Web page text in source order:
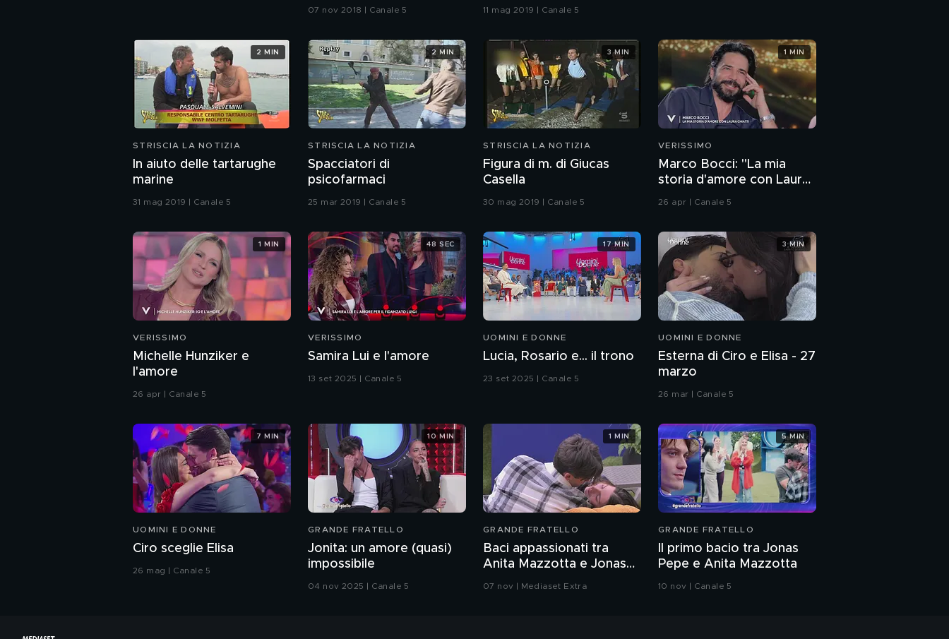
07 nov 2018 | Canale 5 11 mag 2019 | Canale 5
STRISCIA LA NOTIZIA
In aiuto delle tartarughe
marine
31 mag 2019 | Canale 5
2 MIN
STRISCIA LA NOTIZIA
Spacciatori di
psicofarmaci
25 mar 2019 | Canale 5
2 MIN
STRISCIA LA NOTIZIA
Figura di m. di Giucas
Casella
30 mag 2019 | Canale 5
3 MIN
VERISSIMO
Marco Bocci: "La mia
storia d'amore con Laura
Chiatti"
26 apr | Canale 5
1 MIN
VERISSIMO
Michelle Hunziker e
l'amore
26 apr | Canale 5
1 MIN
VERISSIMO
Samira Lui e l'amore
13 set 2025 | Canale 5
48 SEC
UOMINI E DONNE
Lucia, Rosario e... il trono
23 set 2025 | Canale 5
17 MIN
UOMINI E DONNE
Esterna di Ciro e Elisa - 27
marzo
26 mar | Canale 5
3 MIN
UOMINI E DONNE
Ciro sceglie Elisa
26 mag | Canale 5
7 MIN
GRANDE FRATELLO
Jonita: un amore (quasi)
impossibile
04 nov 2025 | Canale 5
10 MIN
GRANDE FRATELLO
Baci appassionati tra
Anita Mazzotta e Jonas
07 nov | Mediaset Extra
1 MIN
GRANDE FRATELLO
Il primo bacio tra Jonas
Pepe e Anita Mazzotta
10 nov | Canale 5
5 MIN